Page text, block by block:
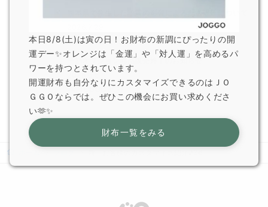
JOGGO 広報
一部オプション商品販売終了のお知らせ
2026.6.5
JOGGO 広報
本日8/8(土)は寅の日！お財布の新調にぴったりの開
運デー✨オレンジは「金運」や「対人運」を高めるパ
ワーを持つとされています。
開運財布も自分なりにカスタマイズできるのはＪＯ
ＧＧＯならでは。ぜひこの機会にお買い求めくださ
い🫶✨
財布一覧をみる